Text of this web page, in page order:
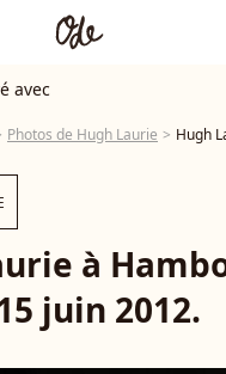
avec
Photos de Hugh Laurie Hugh Laurie
à
juin 2012.